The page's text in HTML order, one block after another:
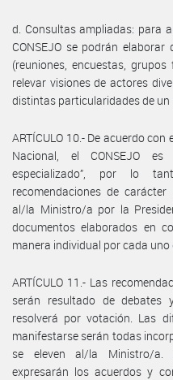
d. Consultas ampliadas: para
CONSEJO se podrán
(reuniones, encuestas,
relevar visiones de actores
distintas particularidades de un
ARTÍCULO 10.- De acuerdo
Nacional, el CONSEJO
especializado”, por lo
recomendaciones de
al/la Ministro/a por la
documentos elaborados en
manera individual por cada uno
ARTÍCULO 11.- Las
serán resultado de debates
resolverá por votación. Las
manifestarse serán todas
se eleven al/la Ministro/a.
expresarán los acuerdos y